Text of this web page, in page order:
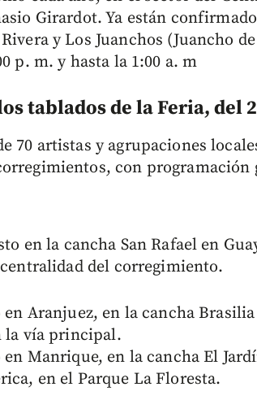
Girardot. Ya están
y Los Juanchos (Juancho
p. m. y hasta la 1:00 a. m
tablados de la Feria, del
70 artistas y agrupaciones
con programación
en la cancha San Rafael en
del corregimiento.
en Aranjuez, en la cancha
la vía principal.
en Manrique, en la cancha El
en el Parque La Floresta.